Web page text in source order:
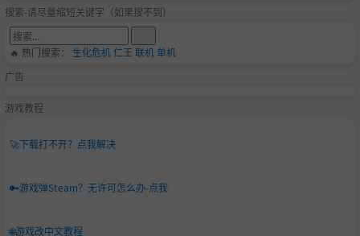
搜索-请尽量缩短关键字（如果搜不到）
🔥 热门搜索： 生化危机仁王 联机单机
广告
游戏教程
🚀下载打不开？点我解决
🔑游戏弹Steam？无许可怎么办-点我
🌐游戏改中文教程